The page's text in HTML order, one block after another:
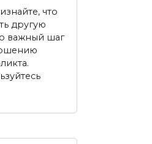
что
другую
важный шаг